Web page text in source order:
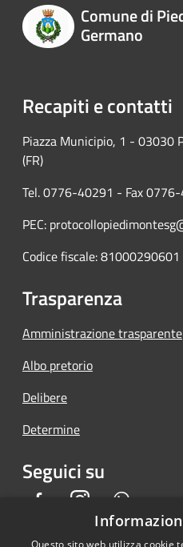
Comune di
Germano
Recapiti e contatti
Piazza Municipio, 1 - 03030
(FR)
Tel. 0776-40291 - Fax
PEC:
Codice fiscale: 81000290601
Trasparenza
Amministrazione trasparente
Albo pretorio
Delibere
Determine
Seguici su
FacebookInstagram
Questo sito web utilizza cookie